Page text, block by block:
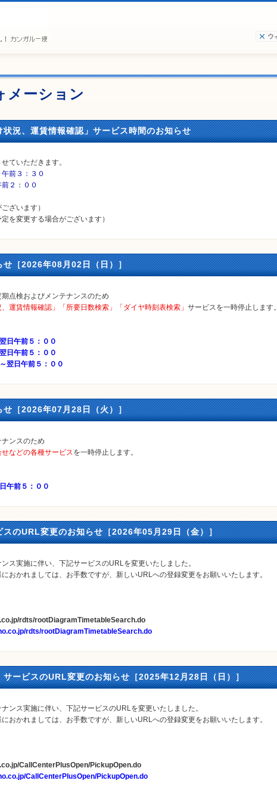
メーション
況、運賃情報確認」サービス時間のお知らせ
ていただきます。
３：３０
２：００
ざいます）
を変更する場合がございます）
せ［2026年08月02日（日）］
点検およびメンテナンスのため
運賃情報確認」「所要日数検索」「ダイヤ時刻表検索」 サービスを一時停止します。
日午前５：００
日午前５：００
翌日午前５：００
せ［2026年07月28日（火）］
ンスのため
などの各種サービスを一時停止します。
午前５：００
スのURL変更のお知らせ［2026年05月29日（金）］
ス実施に伴い、下記サービスのURLを変更いたしました。
おかれましては、お手数ですが、新しいURLへの登録変更をお願いいたします。
rdts/rootDiagramTimetableSearch.do
rdts/rootDiagramTimetableSearch.do
サービスのURL変更のお知らせ［2025年12月28日（日）］
ンス実施に伴い、下記サービスのURLを変更いたしました。
おかれましては、お手数ですが、新しいURLへの登録変更をお願いいたします。
CallCenterPlusOpen/PickupOpen.do
CallCenterPlusOpen/PickupOpen.do